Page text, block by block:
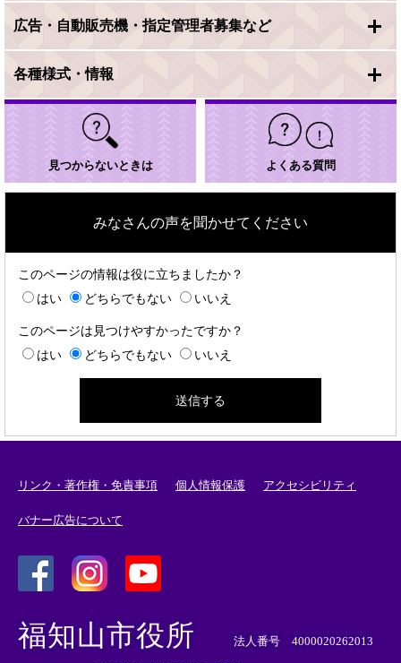
広告・自動販売機・指定管理者募集など
各種様式・情報
見つからないときは よくある質問
みなさんの声を聞かせてください
このページの情報は役に立ちましたか？
はい
どちらでもない いいえ
このページは見つけやすかったですか？
はい
どちらでもない いいえ
リンク・著作権・免責事項 個人情報保護 アクセシビリティ
バナー広告について
外
部
リ
外
リ
外
部
福知山市役所 法人番号 4000020262013